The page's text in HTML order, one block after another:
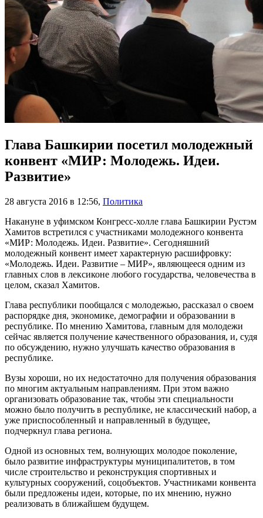
Глава Башкирии посетил молодежный
конвент «МИР: Молодежь. Идеи.
Развитие»
28 августа 2016 в 12:56, Политика
Накануне в уфимском Конгресс-холле глава Башкирии Рустэм
Хамитов встретился с участниками молодежного конвента
«МИР: Молодежь. Идеи. Развитие». Сегодняшний
молодежный конвент имеет характерную расшифровку:
«Молодежь. Идеи. Развитие – МИР», являющееся одним из
главных слов в лексиконе любого государства, человечества в
целом, сказал Хамитов.
Глава республики пообщался с молодежью, рассказал о своем
распорядке дня, экономике, демографии и образовании в
республике. По мнению Хамитова, главным для молодежи
сейчас является получение качественного образования, и, судя
по обсуждению, нужно улучшать качество образования в
республике.
Вузы хороши, но их недостаточно для получения образования
по многим актуальным направлениям. При этом важно
организовать образование так, чтобы эти специальности
можно было получить в республике, не классический набор, а
уже приспособленный и направленный в будущее,
подчеркнул глава региона.
Одной из основных тем, волнующих молодое поколение,
было развитие инфраструктуры муниципалитетов, в том
числе строительство и реконструкция спортивных и
культурных сооружений, соцобъектов. Участниками конвента
были предложены идеи, которые, по их мнению, нужно
реализовать в ближайшем будущем.